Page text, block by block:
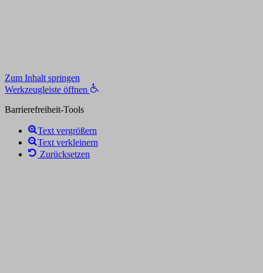
Zum Inhalt springen
Werkzeugleiste öffnen
Barrierefreiheit-Tools
Text vergrößern
Text verkleinern
Zurücksetzen